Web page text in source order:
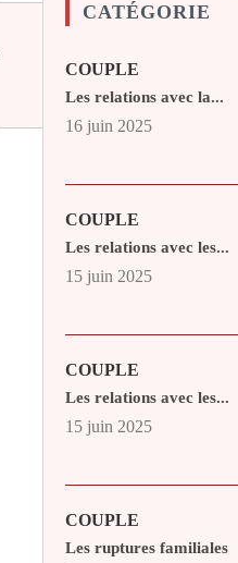
CATÉGORIE
COUPLE
Les relations avec la...
16 juin 2025
COUPLE
Les relations avec les...
15 juin 2025
COUPLE
Les relations avec les...
15 juin 2025
COUPLE
Les ruptures familiales